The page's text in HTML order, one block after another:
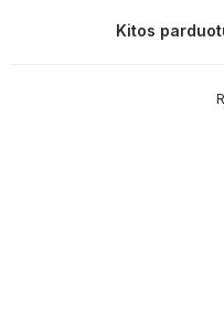
Kitos